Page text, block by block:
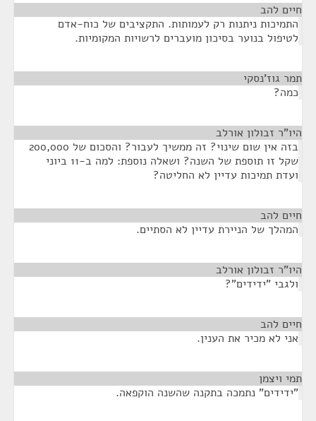
חיים להב
התמיכות ניתנות רק לעמותות. התקציבים של כוח-אדם
לטיפול בנוער בסיכון מועברים לרשויות המקומיות.
תמר גוז'נסקי
כמה?
היו"ר זבולון אורלב
בזה אין שום שינוי? זה ממשיך לעבור? והסכום של 200,000
שקל זו תוספת של השנה? ושאלה נוספת: למה ב-11 ביוני
ועדת תמיכות עדיין לא החליטה?
חיים להב
המהלך של הניירת עדיין לא הסתיים.
היו"ר זבולון אורלב
ולגבי "ידידים"?
חיים להב
אני לא מכיר את הענין.
תמי ויצמן
"ידידים" נתמכה בתקנה שהשנה הוקפאה.